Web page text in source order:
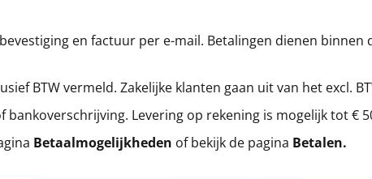
en factuur per e-mail. Betalingen dienen
BTW vermeld. Zakelijke klanten gaan uit van het excl.
bankoverschrijving. Levering op rekening is mogelijk tot €
Betaalmogelijkheden of bekijk de pagina Betalen.